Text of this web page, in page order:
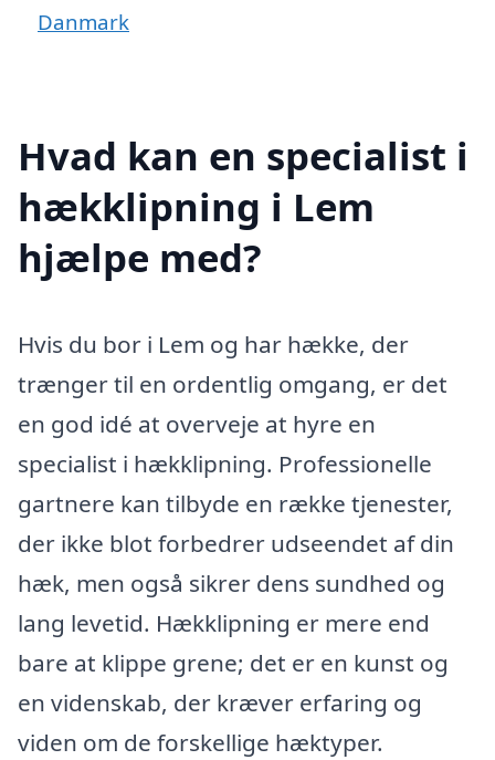
Danmark
Hvad kan en specialist i
hækklipning i Lem
hjælpe med?
Hvis du bor i Lem og har hække, der
trænger til en ordentlig omgang, er det
en god idé at overveje at hyre en
specialist i hækklipning. Professionelle
gartnere kan tilbyde en række tjenester,
der ikke blot forbedrer udseendet af din
hæk, men også sikrer dens sundhed og
lang levetid. Hækklipning er mere end
bare at klippe grene; det er en kunst og
en videnskab, der kræver erfaring og
viden om de forskellige hæktyper.